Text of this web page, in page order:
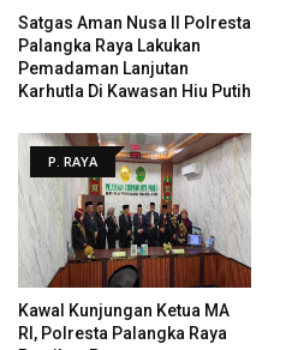
Satgas Aman Nusa II Polresta
Palangka Raya Lakukan
Pemadaman Lanjutan
Karhutla Di Kawasan Hiu Putih
P. RAYA
Kawal Kunjungan Ketua MA
RI, Polresta Palangka Raya